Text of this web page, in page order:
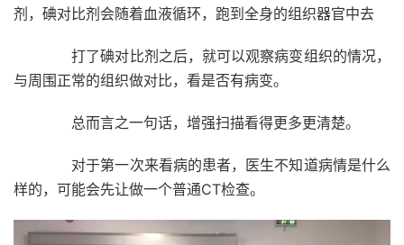
剂，碘对比剂会随着血液循环，跑到全身的组织器官中去
打了碘对比剂之后，就可以观察病变组织的情况，
与周围正常的组织做对比，看是否有病变。
总而言之一句话， 增强扫描看得更多更清楚。
对于第一次来看病的患者，医生不知道病情是什么
样的，可能会先让做一个普通CT检查。